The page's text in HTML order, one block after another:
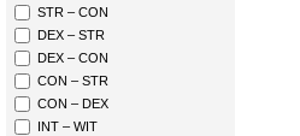
STR – CON
DEX – STR
DEX – CON
CON – STR
CON – DEX
INT – WIT